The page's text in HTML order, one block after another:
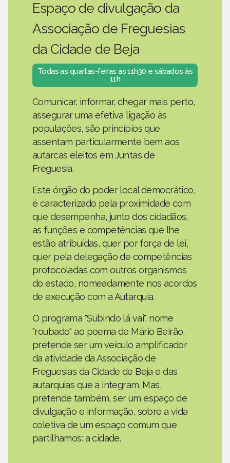
Espaço de divulgação da
Associação de Freguesias
da Cidade de Beja
Todas as quartas-feiras às 11h30 e sábados às
11h
Comunicar, informar, chegar mais perto,
assegurar uma efetiva ligação às
populações, são princípios que
assentam particularmente bem aos
autarcas eleitos em Juntas de
Freguesia.
Este órgão do poder local democrático,
é caracterizado pela proximidade com
que desempenha, junto dos cidadãos,
as funções e competências que lhe
estão atribuídas, quer por força de lei,
quer pela delegação de competências
protocoladas com outros organismos
do estado, nomeadamente nos acordos
de execução com a Autarquia.
O programa "Subindo lá vai", nome
"roubado" ao poema de Mário Beirão,
pretende ser um veículo amplificador
da atividade da Associação de
Freguesias da Cidade de Beja e das
autarquias que a integram. Mas,
pretende também, ser um espaço de
divulgação e informação, sobre a vida
coletiva de um espaço comum que
partilhamos: a cidade.